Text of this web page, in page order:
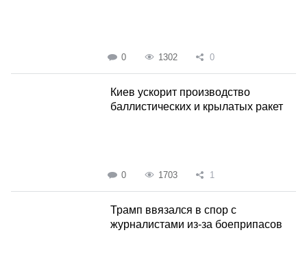
0 1302 0
Киев ускорит производство
баллистических и крылатых ракет
0 1703 1
Трамп ввязался в спор с
журналистами из-за боеприпасов